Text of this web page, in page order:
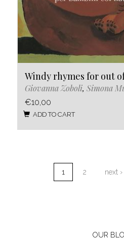
Windy rhymes for out
Giovanna Zoboli, Simona
€10,00
ADD TO CART
1 2 next ›
OUR